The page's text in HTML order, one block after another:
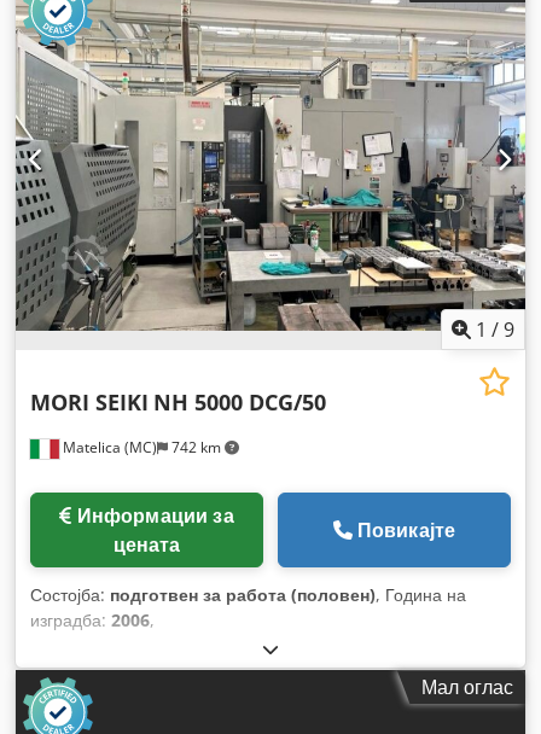
1 /9
Matelica (MC) 742 km
MORI SEIKI NH 5000 DCG/50
цената
Повикајте
Состојба: подготвен за работа (половен), Година на
изградба: 2006,
Мал оглас